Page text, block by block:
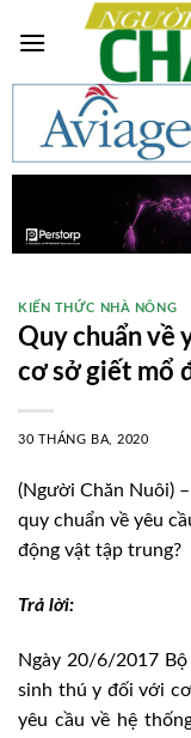
KIẾN THỨC NHÀ NÔNG
Quy chuẩn về
cơ sở giết mổ
30 THÁNG BA, 2020
(Người Chăn Nuôi)
quy chuẩn về yêu
động vật tập trung?
Trả lời:
Ngày 20/6/2017
sinh thú y đối với
yêu cầu về hệ